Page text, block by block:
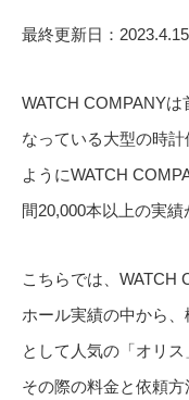
最終更新日：2023.4.15
WATCH COMPANY
なっている大型の時
ようにWATCH
間20,000本以上の実績
こちらでは、WATCH
ホール実績の中から
として人気の「オリ
その際の料金と依頼方